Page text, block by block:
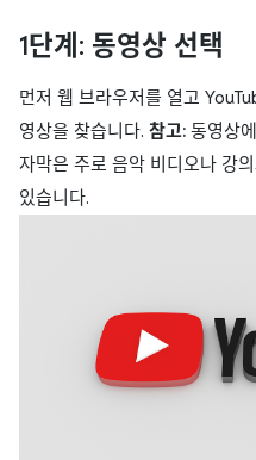
1단계: 동영상 선택
먼저 웹 브라우저를 열고
영상을 찾습니다. 참고: 동영상
자막은 주로 음악 비디오나 강
있습니다.